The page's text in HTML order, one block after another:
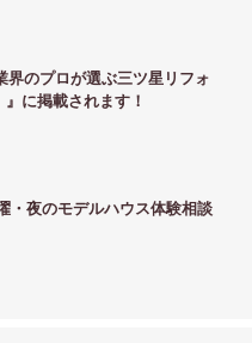
界のプロが選ぶ三ツ星リフォ
に掲載されます！
・夜のモデルハウス体験相談